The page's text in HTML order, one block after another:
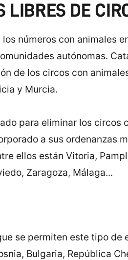
LIBRES DE
números con animales
autónomas.
de los circos con
y Murcia.
para eliminar los circos
a sus ordenanzas
ellos están Vitoria,
Zaragoza, Málaga...
se permiten este tipo
Bulgaria, República